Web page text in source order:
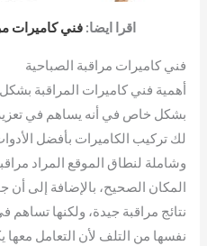
اقرا ايضا: فني كاميرات
فني كاميرات مراقبة الصباحية
أهمية فني كاميرات المراقبة
بشكل خاص في أنه يساهم في
لك تركيب الكاميرات بأفضل
وشاملة لنطاق الموقع المراد
المكان الصحيح، بالإضافة إلى
نتائج مراقبة جيدة، ولكنها
نفسها من التلف لأن التعامل